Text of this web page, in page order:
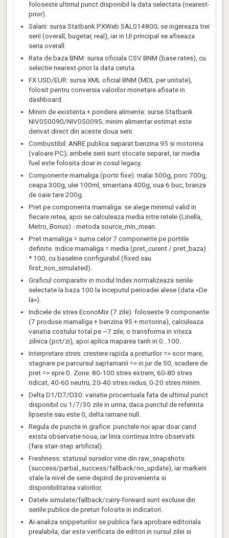
foloseste ultimul punct disponibil la data selectata (nearest-
prior).
Salarii: sursa Statbank PXWeb SAL014800; se ingereaza trei
serii (overall, bugetar, real), iar in UI principal se afiseaza
seria overall.
Rata de baza BNM: sursa oficiala CSV BNM (base rates), cu
selectie nearest-prior la data ceruta.
FX USD/EUR: sursa XML oficial BNM (MDL per unitate),
folosit pentru conversia valorilor monetare afisate in
dashboard.
Minim de existenta + pondere alimente: surse Statbank
NIV050090/NIV050095; minim alimentar estimat este
derivat direct din aceste doua serii.
Combustibil: ANRE publica separat benzina 95 si motorina
(valoare PC); ambele serii sunt stocate separat, iar media
fuel este folosita doar in cosul legacy.
Componente mamaliga (portii fixe): malai 500g, porc 700g,
ceapa 300g, ulei 100ml, smantana 400g, oua 6 buc, branza
de oaie tare 200g.
Pret pe componenta mamaliga: se alege minimul valid in
fiecare retea, apoi se calculeaza media intre retele (Linella,
Metro, Bonus) - metoda source_min_mean.
Pret mamaliga = suma celor 7 componente pe portiile
definite. Indice mamaliga = media (pret_curent / pret_baza)
* 100, cu baseline configurabil (fixed sau
first_non_simulated).
Graficul comparativ in modul Index normalizeaza seriile
selectate la baza 100 la inceputul perioadei alese (data «De
la»).
Indicele de stres EconoMix (7 zile): foloseste 9 componente
(7 produse mamaliga + benzina 95 + motorina), calculeaza
variatia costului total pe ~7 zile, o transforma in viteza
zilnica (pct/zi), apoi aplica maparea tanh in 0..100.
Interpretare stres: crestere rapida a preturilor => scor mare,
stagnare pe parcursul saptamanii => in jur de 50, scadere de
pret => spre 0. Zone: 80-100 stres extrem, 60-80 stres
ridicat, 40-60 neutru, 20-40 stres redus, 0-20 stres minim.
Delta D1/D7/D30: variatie procentuala fata de ultimul punct
disponibil cu 1/7/30 zile in urma; daca punctul de referinta
lipseste sau este 0, delta ramane null.
Regula de puncte in grafice: punctele noi apar doar cand
exista observatie noua, iar linia continua intre observatii
(fara stair-step artificial).
Freshness: statusul surselor vine din raw_snapshots
(success/partial_success/fallback/no_update), iar markerii
stale la nivel de serie depind de provenienta si
disponibilitatea valorilor.
Datele simulate/fallback/carry-forward sunt excluse din
seriile publice de preturi folosite in indicatori.
AI-analiza snippeturilor se publica fara aprobare editoriala
prealabila, dar este verificata de editori in cursul zilei si